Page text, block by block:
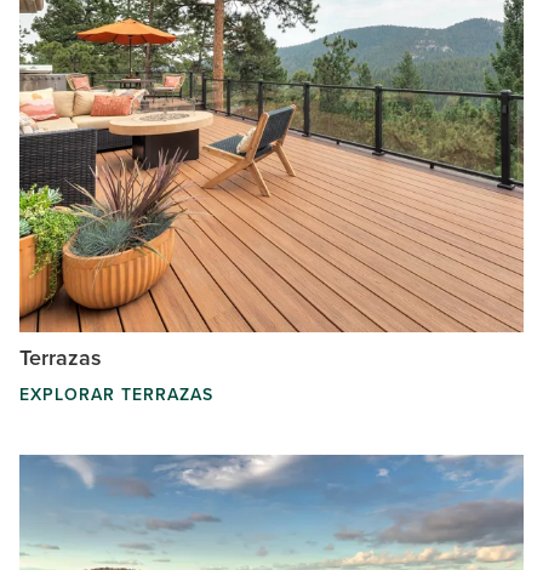
Terrazas
EXPLORAR TERRAZAS